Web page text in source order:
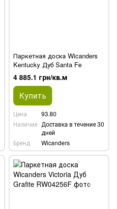
Паркетная доска Wicanders
Kentucky Дуб Santa Fe
4 885.1 грн/кв.м
Купить
Цена
93.80
Наличие Доставка в течение 30
дней
Бренд
Wicanders